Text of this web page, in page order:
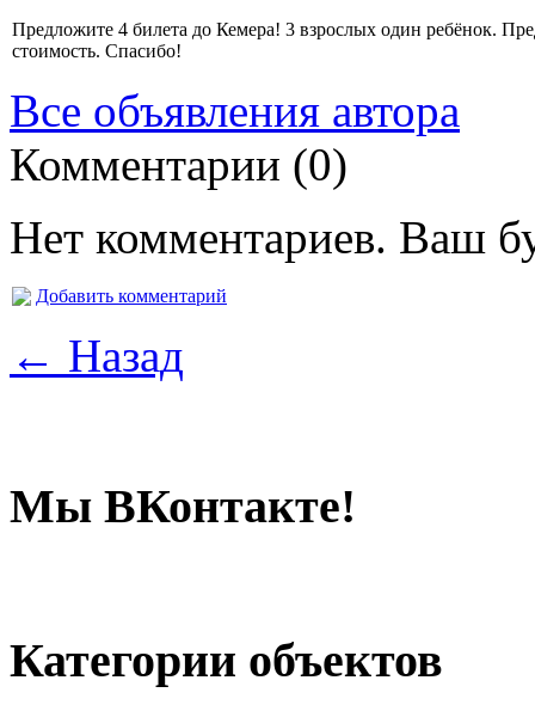
Предложите 4 билета до Кемера! 3 взрослых один ребёнок.
стоимость. Спасибо!
Все объявления автора
Комментарии (0)
Нет комментариев. Ваш
Добавить комментарий
← Назад
Мы ВКонтакте!
Категории объектов